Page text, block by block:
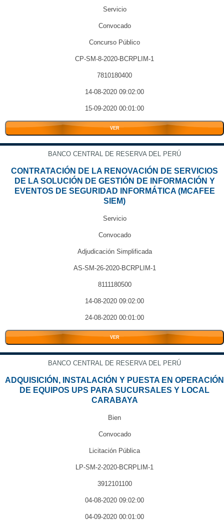
Servicio
Convocado
Concurso Público
CP-SM-8-2020-BCRPLIM-1
7810180400
14-08-2020 09:02:00
15-09-2020 00:01:00
VER
BANCO CENTRAL DE RESERVA DEL PERÚ
CONTRATACIÓN DE LA RENOVACIÓN DE SERVICIOS
DE LA SOLUCIÓN DE GESTIÓN DE INFORMACIÓN Y
EVENTOS DE SEGURIDAD INFORMÁTICA (MCAFEE
SIEM)
Servicio
Convocado
Adjudicación Simplificada
AS-SM-26-2020-BCRPLIM-1
8111180500
14-08-2020 09:02:00
24-08-2020 00:01:00
VER
BANCO CENTRAL DE RESERVA DEL PERÚ
ADQUISICIÓN, INSTALACIÓN Y PUESTA EN OPERACIÓN
DE EQUIPOS UPS PARA SUCURSALES Y LOCAL
CARABAYA
Bien
Convocado
Licitación Pública
LP-SM-2-2020-BCRPLIM-1
3912101100
04-08-2020 09:02:00
04-09-2020 00:01:00